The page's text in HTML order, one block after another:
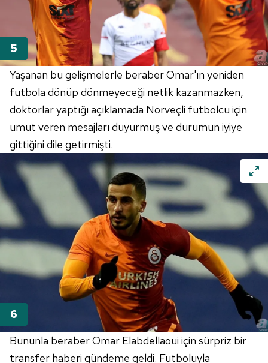
Yaşanan bu gelişmelerle beraber Omar'ın yeniden
futbola dönüp dönmeyeceği netlik kazanmazken,
doktorlar yaptığı açıklamada Norveçli futbolcu için
umut veren mesajları duyurmuş ve durumun iyiye
gittiğini dile getirmişti.
Bununla beraber Omar Elabdellaoui için sürpriz bir
transfer haberi gündeme geldi. Futboluyla